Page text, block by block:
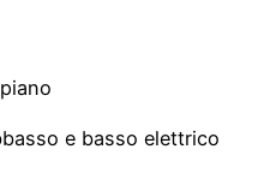
e basso elettrico